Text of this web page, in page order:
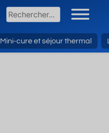
Mini-cure et séjour thermal